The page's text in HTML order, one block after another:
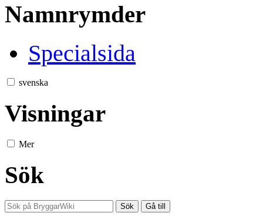
Namnrymder
Specialsida
svenska
Visningar
Mer
Sök